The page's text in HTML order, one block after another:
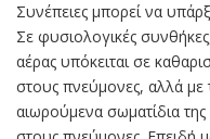
Συνέπειες μπορεί να
Σε φυσιολογικές
αέρας υπόκειται σε
στους πνεύμονες, αλλά με
αιωρούμενα σωματίδια